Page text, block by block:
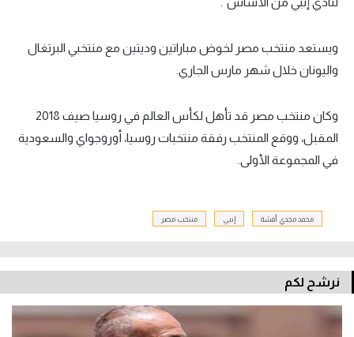
ويستعد منتخب مصر لخوض مباراتين وديتين مع منتخبي البرتغال
واليونان خلال شهر مارس الجاري.
وكان منتخب مصر قد تأهل لكأس العالم في روسيا صيف 2018
المقبل، ووقع المنتخب رفقة منتخبات روسيا، أوروجواي والسعودية
في المجموعة الأولى.
محمد مجدي أفشة إنبي منتخب مصر
نرشح لكم